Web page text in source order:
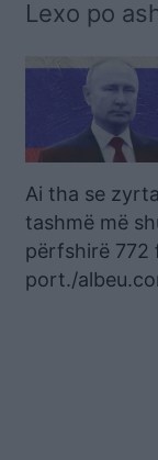
Lexo po
Ai tha se
tashmë më
përfshirë 772
port./